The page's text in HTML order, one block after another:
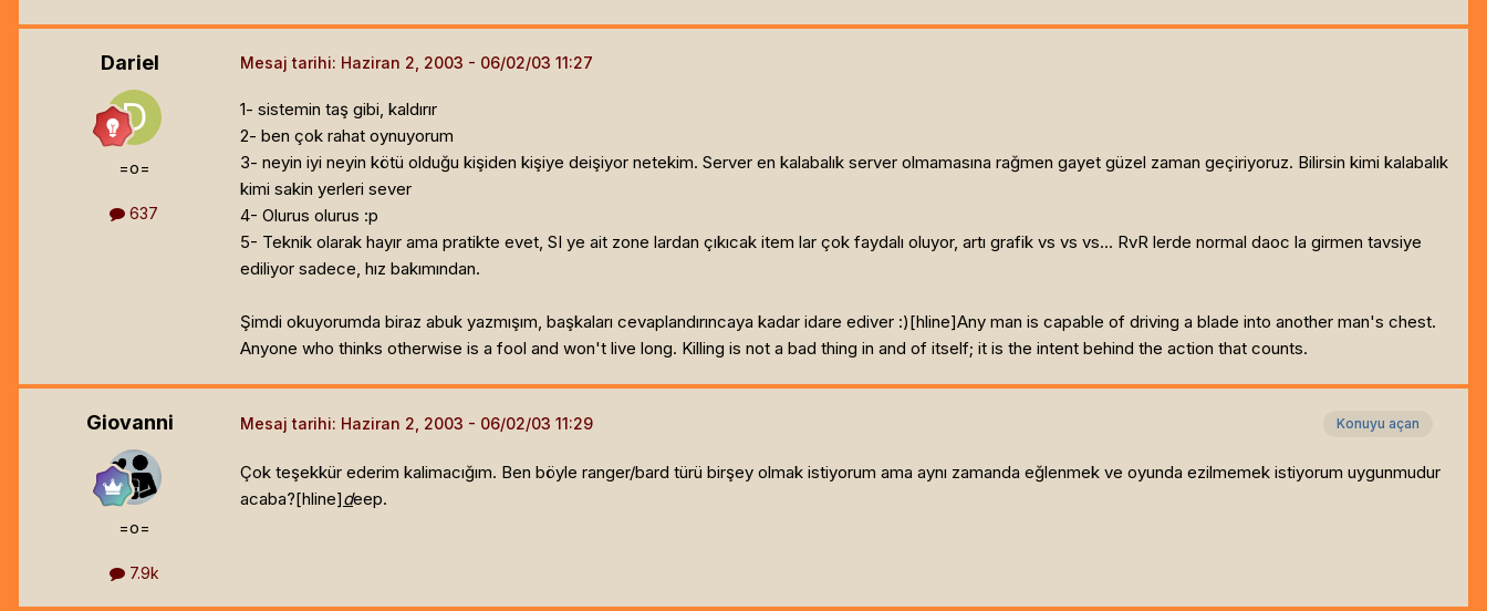
Dariel
=o=
637
Mesaj tarihi: Haziran 2, 2003
1- sistemin taş gibi, kaldırır
2- ben çok rahat oynuyorum
3- neyin iyi neyin kötü olduğu kişiden kişiye deişiyor netekim. Server en kalabalık server olmamasına rağmen gayet güzel zaman geçiriyoruz. Bilirsin kimi kalabalık
kimi sakin yerleri sever
4- Olurus olurus :p
5- Teknik olarak hayır ama pratikte evet, SI ye ait zone lardan çıkıcak item lar çok faydalı oluyor, artı grafik vs vs vs... RvR lerde normal daoc la girmen tavsiye
ediliyor sadece, hız bakımından.
Şimdi okuyorumda biraz abuk yazmışım, başkaları cevaplandırıncaya kadar idare ediver :)[hline]Any man is capable of driving a blade into another man's chest.
Anyone who thinks otherwise is a fool and won't live long. Killing is not a bad thing in and of itself; it is the intent behind the action that counts.
Giovanni
=o=
7.9k
Konuyu açan
Mesaj tarihi: Haziran 2, 2003
Çok teşekkür ederim kalimacığım. Ben böyle ranger/bard türü birşey olmak istiyorum ama aynı zamanda eğlenmek ve oyunda ezilmemek istiyorum uygunmudur
acaba?[hline]deep.